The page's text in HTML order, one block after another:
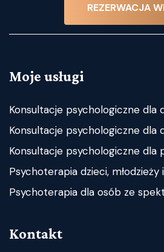
REZERWACJA
Moje usługi
Konsultacje psychologiczne dla
Konsultacje psychologiczne dla
Konsultacje psychologiczne dla
Psychoterapia dzieci, młodzieży
Psychoterapia dla osób ze
Kontakt